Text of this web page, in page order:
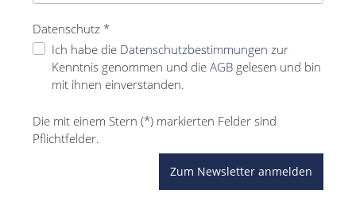
Datenschutz *
Ich habe die Datenschutzbestimmungen zur
Kenntnis genommen und die AGB gelesen und bin
mit ihnen einverstanden.
Die mit einem Stern (*) markierten Felder sind
Pflichtfelder.
Zum Newsletter anmelden